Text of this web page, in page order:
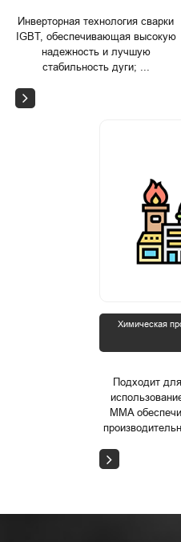
Инверторная технология сварки
IGBT, обеспечивающая высокую
надежность и лучшую
стабильность дуги; ...
Химическая
Подходит
MMA